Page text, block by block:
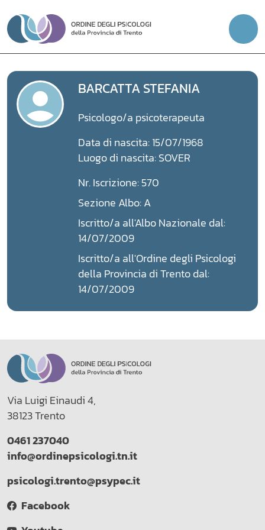
Vai
BARCATTA STEFANIA
Psicologo/a psicoterapeuta
Data di nascita: 15/07/1968
Luogo di nascita: SOVER
Nr. Iscrizione: 570
Sezione Albo: A
Iscritto/a all'Albo Nazionale dal:
14/07/2009
Iscritto/a all'Ordine degli Psicologi
della Provincia di Trento dal:
14/07/2009
Via Luigi Einaudi 4,
38123 Trento
0461 237040
info@ordinepsicologi.tn.it
psicologi.trento@psypec.it
Facebook